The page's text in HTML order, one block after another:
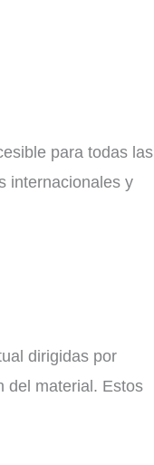
para todas las
internacionales y
dirigidas por
del material. Estos